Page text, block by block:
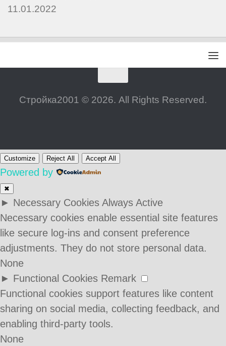
11.01.2022
Стройка2001 © 2026. All Rights Reserved.
Customize Reject All Accept All
Powered by
✖
► Necessary Cookies Always Active
Necessary cookies enable essential site features
like secure log-ins and consent preference
adjustments. They do not store personal data.
None
► Functional Cookies Remark
Functional cookies support features like content
sharing on social media, collecting feedback, and
enabling third-party tools.
None